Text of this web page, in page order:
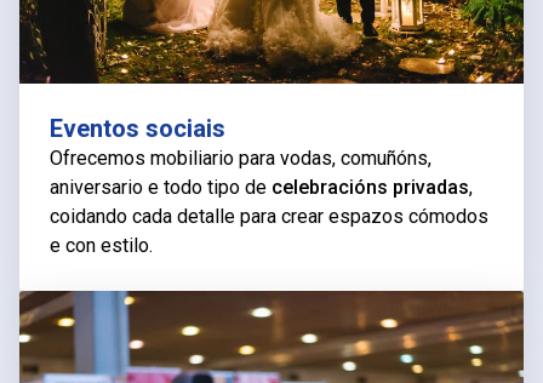
Eventos sociais
Ofrecemos mobiliario para vodas, comuñóns,
aniversario e todo tipo de celebracións privadas,
coidando cada detalle para crear espazos cómodos
e con estilo.